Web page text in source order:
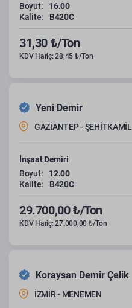
Boyut:
16.00
Kalite:
B420C
31,30 ₺/Ton
KDV Hariç: 28,45 ₺/Ton
Yeni Demir
GAZİANTEP - ŞEHİTKAMİL
İnşaat Demiri
Boyut:
12.00
Kalite:
B420C
29.700,00 ₺/Ton
KDV Hariç: 27.000,00 ₺/Ton
Koraysan Demir Çelik
İZMİR - MENEMEN